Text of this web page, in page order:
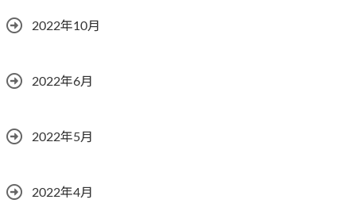
2022年10月
2022年6月
2022年5月
2022年4月